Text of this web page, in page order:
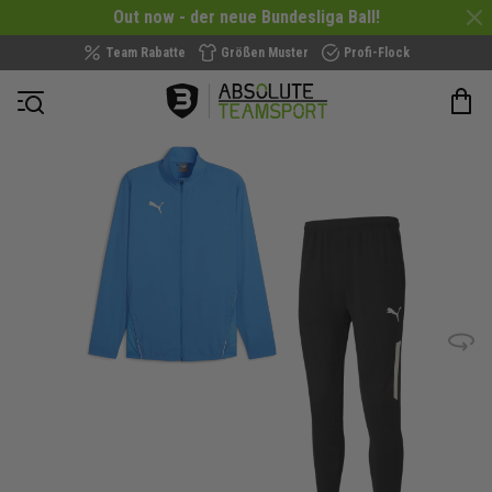
Out now - der neue Bundesliga Ball!
Team Rabatte Größen Muster Profi-Flock
Navigation öffnen
Bildergalerie